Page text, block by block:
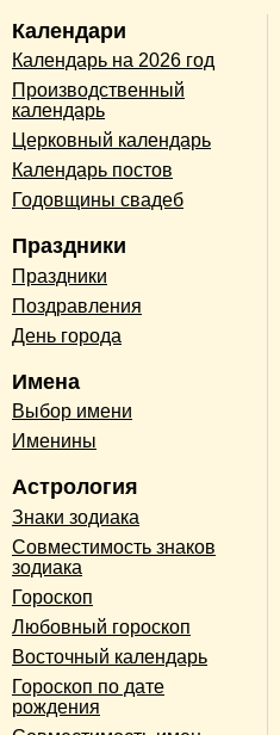
Календари
Календарь на 2026 год
Производственный
календарь
Церковный календарь
Календарь постов
Годовщины свадеб
Праздники
Праздники
Поздравления
День города
Имена
Выбор имени
Именины
Астрология
Знаки зодиака
Совместимость знаков
зодиака
Гороскоп
Любовный гороскоп
Восточный календарь
Гороскоп по дате
рождения